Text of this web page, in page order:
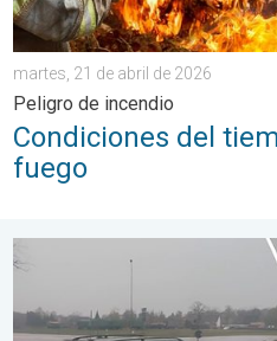
martes, 21 de abril de 2026
Peligro de incendio
Condiciones del
fuego
Lluvias récord en el este de